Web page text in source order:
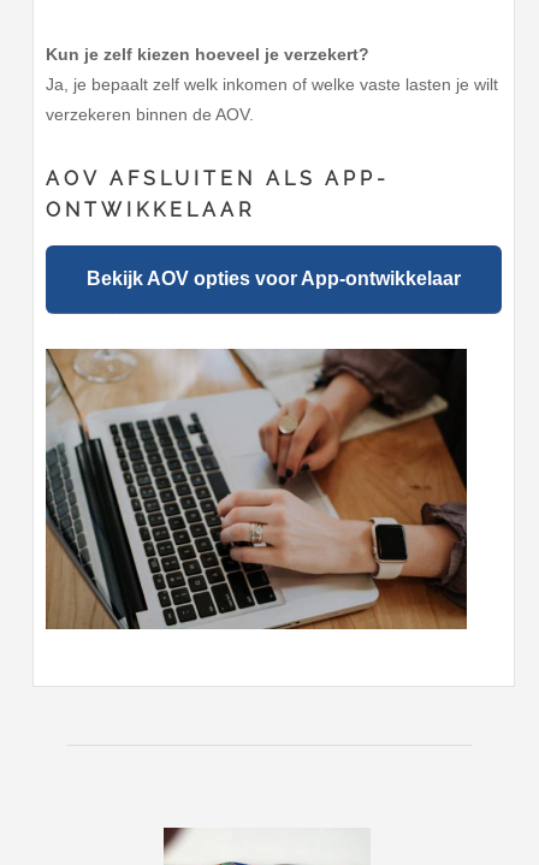
Kun je zelf kiezen hoeveel je verzekert?
Ja, je bepaalt zelf welk inkomen of welke vaste lasten je wilt
verzekeren binnen de AOV.
AOV AFSLUITEN ALS APP-
ONTWIKKELAAR
Bekijk AOV opties voor App-ontwikkelaar